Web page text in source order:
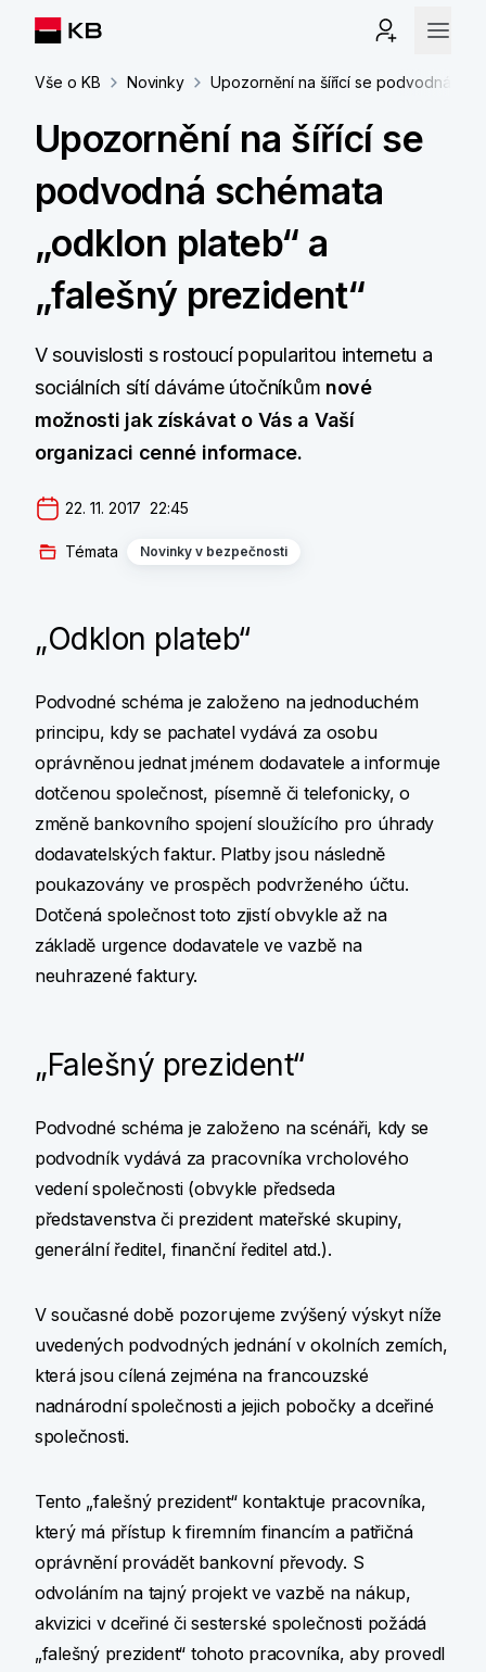
Vše o KB Novinky Upozornění na šířící se podvodná
Upozornění na šířící se
podvodná schémata
„odklon plateb“ a
„falešný prezident“
V souvislosti s rostoucí popularitou internetu a
sociálních sítí dáváme útočníkům nové
možnosti jak získávat o Vás a Vaší
organizaci cenné informace.
22. 11. 2017  22:45
Témata Novinky v bezpečnosti
„Odklon plateb“
Podvodné schéma je založeno na jednoduchém
principu, kdy se pachatel vydává za osobu
oprávněnou jednat jménem dodavatele a informuje
dotčenou společnost, písemně či telefonicky, o
změně bankovního spojení sloužícího pro úhrady
dodavatelských faktur. Platby jsou následně
poukazovány ve prospěch podvrženého účtu.
Dotčená společnost toto zjistí obvykle až na
základě urgence dodavatele ve vazbě na
neuhrazené faktury.
„Falešný prezident“
Podvodné schéma je založeno na scénáři, kdy se
podvodník vydává za pracovníka vrcholového
vedení společnosti (obvykle předseda
představenstva či prezident mateřské skupiny,
generální ředitel, finanční ředitel atd.).
V současné době pozorujeme zvýšený výskyt níže
uvedených podvodných jednání v okolních zemích,
která jsou cílená zejména na francouzské
nadnárodní společnosti a jejich pobočky a dceřiné
společnosti.
Tento „falešný prezident“ kontaktuje pracovníka,
který má přístup k firemním financím a patřičná
oprávnění provádět bankovní převody. S
odvoláním na tajný projekt ve vazbě na nákup,
akvizici v dceřiné či sesterské společnosti požádá
„falešný prezident“ tohoto pracovníka, aby provedl